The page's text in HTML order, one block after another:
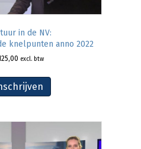
in de NV:
knelpunten anno 2022
excl. btw